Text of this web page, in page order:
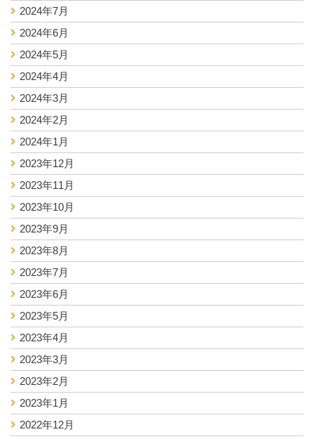
2024年7月
2024年6月
2024年5月
2024年4月
2024年3月
2024年2月
2024年1月
2023年12月
2023年11月
2023年10月
2023年9月
2023年8月
2023年7月
2023年6月
2023年5月
2023年4月
2023年3月
2023年2月
2023年1月
2022年12月